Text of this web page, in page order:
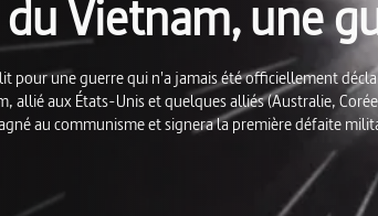
Vietnam, une
pour une guerre qui n'a jamais été officiellement
allié aux États-Unis et quelques alliés (Australie,
au communisme et signera la première défaite